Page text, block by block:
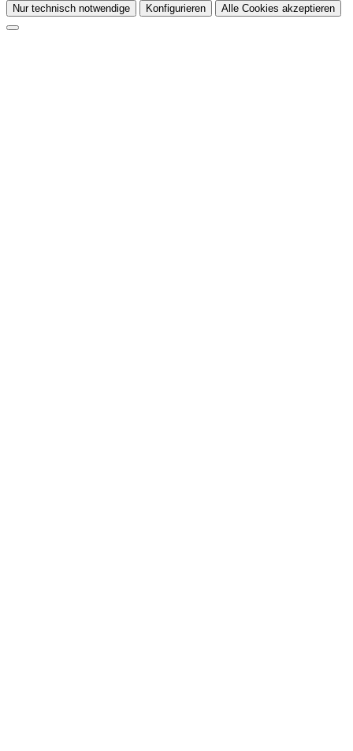
Nur technisch notwendige Konfigurieren Alle Cookies akzeptieren